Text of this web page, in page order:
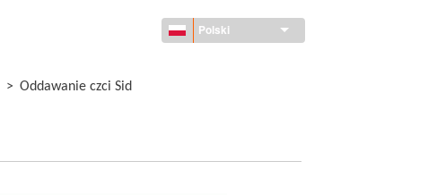
Polski
> Oddawanie czci Sid